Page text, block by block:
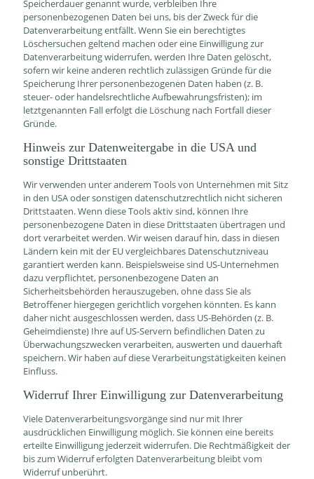
Speicherdauer genannt wurde, verbleiben Ihre
personenbezogenen Daten bei uns, bis der Zweck für die
Datenverarbeitung entfällt. Wenn Sie ein berechtigtes
Löschersuchen geltend machen oder eine Einwilligung zur
Datenverarbeitung widerrufen, werden Ihre Daten gelöscht,
sofern wir keine anderen rechtlich zulässigen Gründe für die
Speicherung Ihrer personenbezogenen Daten haben (z. B.
steuer- oder handelsrechtliche Aufbewahrungsfristen); im
letztgenannten Fall erfolgt die Löschung nach Fortfall dieser
Gründe.
Hinweis zur Datenweitergabe in die USA und
sonstige Drittstaaten
Wir verwenden unter anderem Tools von Unternehmen mit Sitz
in den USA oder sonstigen datenschutzrechtlich nicht sicheren
Drittstaaten. Wenn diese Tools aktiv sind, können Ihre
personenbezogene Daten in diese Drittstaaten übertragen und
dort verarbeitet werden. Wir weisen darauf hin, dass in diesen
Ländern kein mit der EU vergleichbares Datenschutzniveau
garantiert werden kann. Beispielsweise sind US-Unternehmen
dazu verpflichtet, personenbezogene Daten an
Sicherheitsbehörden herauszugeben, ohne dass Sie als
Betroffener hiergegen gerichtlich vorgehen könnten. Es kann
daher nicht ausgeschlossen werden, dass US-Behörden (z. B.
Geheimdienste) Ihre auf US-Servern befindlichen Daten zu
Überwachungszwecken verarbeiten, auswerten und dauerhaft
speichern. Wir haben auf diese Verarbeitungstätigkeiten keinen
Einfluss.
Widerruf Ihrer Einwilligung zur Datenverarbeitung
Viele Datenverarbeitungsvorgänge sind nur mit Ihrer
ausdrücklichen Einwilligung möglich. Sie können eine bereits
erteilte Einwilligung jederzeit widerrufen. Die Rechtmäßigkeit der
bis zum Widerruf erfolgten Datenverarbeitung bleibt vom
Widerruf unberührt.